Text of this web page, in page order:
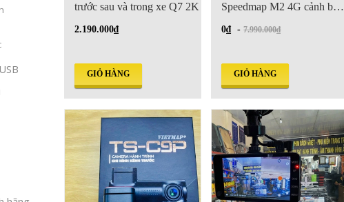
trước sau và trong xe Q7 2K
2.190.000₫
GIỎ HÀNG
Speedmap M2 4G cảnh báo
giao thông
0₫ -7.990.000₫
GIỎ HÀNG